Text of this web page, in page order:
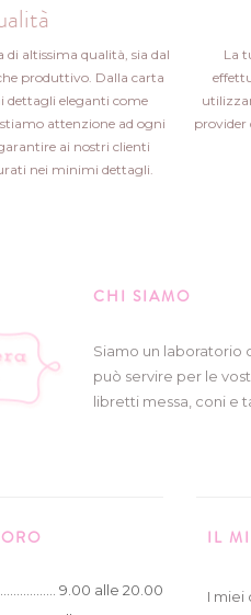
altissima qualità, sia dal
produttivo. Dalla carta
dettagli eleganti come
attenzione ad ogni
ai nostri clienti
nei minimi dettagli.
La
provider
CHI SIAMO
Siamo un
può servire per le
libretti messa, coni e
9.00 alle 20.00
IL
I miei